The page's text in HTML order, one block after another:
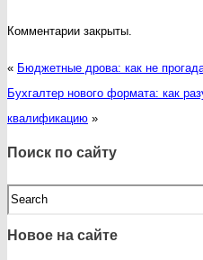
Комментарии закрыты.
« Бюджетные дрова: как не
Бухгалтер нового формата: как
квалификацию »
Поиск по сайту
Новое на сайте